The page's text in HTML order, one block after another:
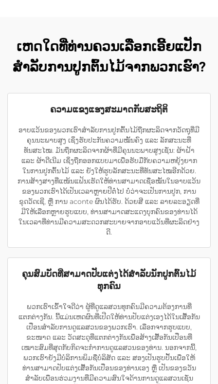
ເຫດໃດທີ່ທ່ານຄວນເລືອກເອີ້ຍແປັກ
ສຳລັບການປູກຕົ້ນໄມ້ຈາກພວກເຮົາ?
ຄວາມແຂງແຮງສະມາດກັບສະຖິຕິ
ອາບແວ້ນຂອງພວກເຮົາສຳລັບການປູກຕົ້ນໄມ້ຖືກຜະລິດຈາກວັດຖຸທີ່ມີ
ຄຸນນະພາບສູງ ເຊິ່ງຮັບປະກັນຄວາມໝັ້ນຄົງ ແລະ ລັກສະນະທີ່
ທັນສະໄໝ. ມັນຖືກຜະລິດຈາກຜ້າທີ່ມີຄຸນນະພາບສູງເຊັ່ນ: ຜ້າຝ້າ
ແລະ ຜ້າດີເນີມ ເຊິ່ງຖືກອອກແບບມາເພື່ອຮັບມືກັບຄວາມຫຍຸ້ງຍາກ
ໃນການປູກຕົ້ນໄມ້ ແລະ ຍັງໃຫ້ຮູບລັກສະນະທີ່ທັນສະໄໝອີກດ້ວຍ.
ການສ້າງສາງທີ່ແໜ້ນແຟ້ນເຮັດໃຫ້ທ່ານສາມາດເຊື່ອໝັ້ນໃນອາບແວ້ນ
ຂອງພວກເຮົາໄດ້ເປັນເວລາຫຼາຍປີຕໍ່ໄປ ບໍ່ວ່າຈະເປັນການປູກ, ການ
ຂຸດວັດເຊີ, ຫຼື ການ aconte ຜົນໄດ້ຮັບ. ດ້ວຍສີ ແລະ ລາຍລະອຽດທີ່
ມີໃຫ້ເລືອກຫຼາຍຮູບແບບ, ທ່ານສາມາດສະແດງບຸກຄົນຂອງທ່ານໄດ້
ໃນເວລາທີ່ທ່ານມີຄວາມສະດວກສະບາຍຈາກອາບແວ້ນທີ່ຜະລິດຢ່າງ
ດີ.
ຄຸນສົມບັດທີ່ສາມາດປັບແຕ່ງໄດ້ສຳລັບນັກປູກຕົ້ນໄມ້
ທຸກຄົນ
ພວກເຮົາເຂົ້າໃຈດີວ່າ ຜູ້ທີ່ດູແລສວນທຸກຄົນມີຄວາມຕ້ອງການທີ່
ແຕກຕ່າງກັນ. ນີ້ແມ່ນເຫດຜົນທີ່ເປີດໃຫ້ທ່ານປັບແຕ່ງເອງໄດ້ໃນເສື້ອກັນ
ເປື່ອນສຳລັບການດູແລສວນຂອງພວກເຮົາ. ເລືອກຈາກຮູບແບບ,
ຂະໜາດ ແລະ ວັດສະດຸທີ່ແຕກຕ່າງກັນເພື່ອສ້າງເສື້ອກັນເປື່ອນທີ່
ເໝາະສົມທີ່ສຸດກັບກິດຈະກຳການດູແລສວນຂອງທ່ານ. ນອກຈາກນີ້,
ພວກເຮົາຍັງມີບໍລິການພິມຊື່ບໍລິສັດ ແລະ ສອງເປັນຮູບປັ້ນເພື່ອໃຫ້
ທ່ານສາມາດປັບແຕ່ງເສື້ອກັນເປື່ອນຂອງທ່ານເອງ ຫຼື ເປັນຂອງຂວັນ
ສຳລັບເພື່ອນຮ່ວມງານທີ່ມີຄວາມສົນໃຈດ້ານການດູແລສວນເຊັ່ນ